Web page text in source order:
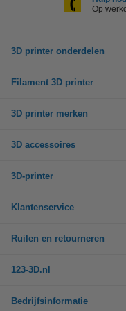
Op
3D printer onderdelen
Filament 3D printer
3D printer merken
3D accessoires
3D-printer
Klantenservice
Ruilen en retourneren
123-3D.nl
Bedrijfsinformatie